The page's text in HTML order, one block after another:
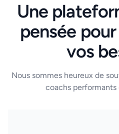
Une
pensée
vos
Nous sommes heureux de
coachs